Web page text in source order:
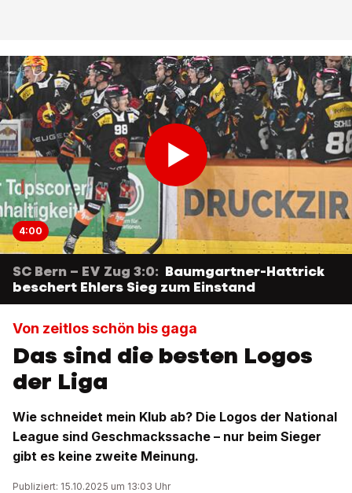
4:00
SC Bern – EV Zug 3:0: Baumgartner-Hattrick
beschert Ehlers Sieg zum Einstand
Von zeitlos schön bis gaga
Das sind die besten Logos
der Liga
Wie schneidet mein Klub ab? Die Logos der National
League sind Geschmackssache – nur beim Sieger
gibt es keine zweite Meinung.
Publiziert: 15.10.2025 um 13:03 Uhr